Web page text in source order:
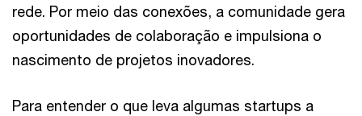
rede. Por meio das conexões, a comunidade gera
oportunidades de colaboração e impulsiona o
nascimento de projetos inovadores.
Para entender o que leva algumas startups a